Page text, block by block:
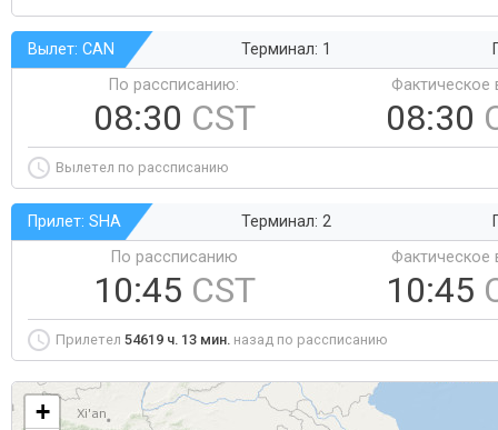
Вылет: CAN Терминал: 1
По рассписанию:
08:30 CST
Фактическое
08:30
Вылетел по рассписанию
Прилет: SHA Терминал: 2
По рассписанию
10:45 CST
Фактическое
10:45
Прилетел 54619 ч. 13 мин. назад по рассписанию
+